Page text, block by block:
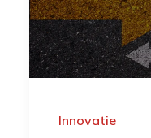
Innovatie